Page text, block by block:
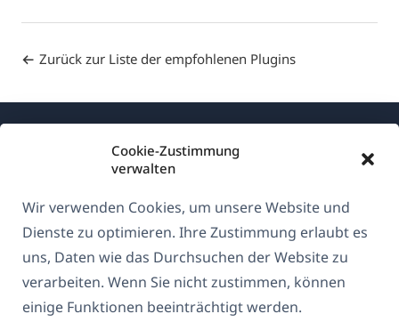
Cookie-Zustimmung
verwalten
Wir verwenden Cookies, um unsere Website und
Dienste zu optimieren. Ihre Zustimmung erlaubt es
uns, Daten wie das Durchsuchen der Website zu
verarbeiten. Wenn Sie nicht zustimmen, können
einige Funktionen beeinträchtigt werden.
Zurück zur Liste der empfohlenen Plugins
Über WPML
DSGVO & Datenschutzrichtlinie
Unserem Team beitreten(öffnet
in